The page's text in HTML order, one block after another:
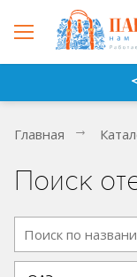
Главная
Поиск